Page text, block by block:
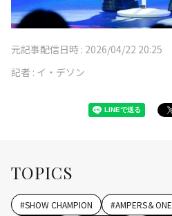
元記事配信日時 : 2026/04/22 20:25
記者 : イ・デソン
TOPICS
#SHOW CHAMPION #AMPERS＆ONE